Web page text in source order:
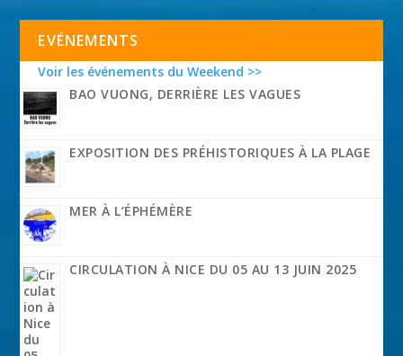
EVÉNEMENTS
Voir les événements du Weekend >>
BAO VUONG, DERRIÈRE LES VAGUES
EXPOSITION DES PRÉHISTORIQUES À LA PLAGE
MER À L’ÉPHÉMÈRE
CIRCULATION À NICE DU 05 AU 13 JUIN 2025